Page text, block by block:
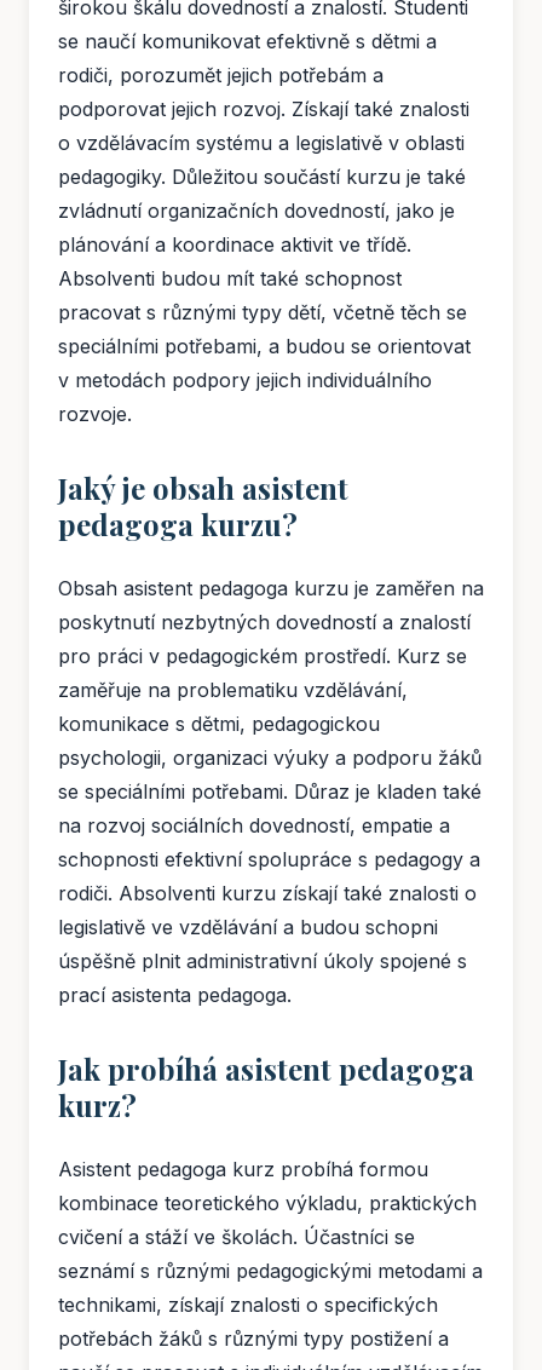
širokou škálu dovedností a znalostí. Studenti
se naučí komunikovat efektivně s dětmi a
rodiči, porozumět jejich potřebám a
podporovat jejich rozvoj. Získají také znalosti
o vzdělávacím systému a legislativě v oblasti
pedagogiky. Důležitou součástí kurzu je také
zvládnutí organizačních dovedností, jako je
plánování a koordinace aktivit ve třídě.
Absolventi budou mít také schopnost
pracovat s různými typy dětí, včetně těch se
speciálními potřebami, a budou se orientovat
v metodách podpory jejich individuálního
rozvoje.
Jaký je obsah asistent
pedagoga kurzu?
Obsah asistent pedagoga kurzu je zaměřen na
poskytnutí nezbytných dovedností a znalostí
pro práci v pedagogickém prostředí. Kurz se
zaměřuje na problematiku vzdělávání,
komunikace s dětmi, pedagogickou
psychologii, organizaci výuky a podporu žáků
se speciálními potřebami. Důraz je kladen také
na rozvoj sociálních dovedností, empatie a
schopnosti efektivní spolupráce s pedagogy a
rodiči. Absolventi kurzu získají také znalosti o
legislativě ve vzdělávání a budou schopni
úspěšně plnit administrativní úkoly spojené s
prací asistenta pedagoga.
Jak probíhá asistent pedagoga
kurz?
Asistent pedagoga kurz probíhá formou
kombinace teoretického výkladu, praktických
cvičení a stáží ve školách. Účastníci se
seznámí s různými pedagogickými metodami a
technikami, získají znalosti o specifických
potřebách žáků s různými typy postižení a